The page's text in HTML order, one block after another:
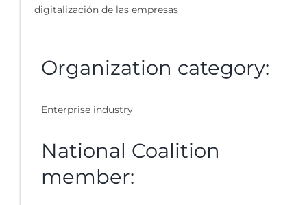
digitalización de las empresas
Organization category:
Enterprise industry
National Coalition
member: